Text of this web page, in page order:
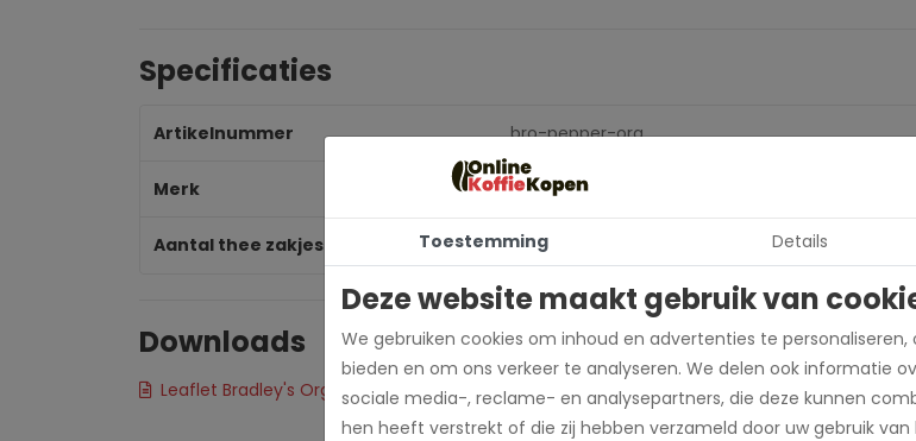
Specificaties
Artikelnummer bro-pepper-org
Merk Bradley's
Aantal thee zakjes 25
Downloads
Leaflet Bradley's Organic tea
Toestemming Details
Deze website maakt gebruik van
We gebruiken cookies om inhoud en advertenties te
bieden en om ons verkeer te analyseren. We delen ook informatie
sociale media-, reclame- en analysepartners, die deze kunnen
hen heeft verstrekt of die zij hebben verzameld door uw gebruik van